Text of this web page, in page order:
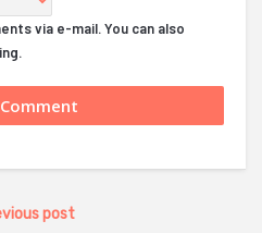
via e-mail. You can also
post